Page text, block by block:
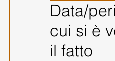
Data/
cui si è
il fatto